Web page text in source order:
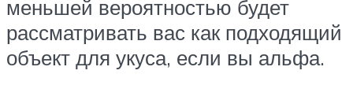
меньшей вероятностью будет
рассматривать вас как подходящий
объект для укуса, если вы альфа.